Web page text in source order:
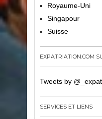
Royaume-Uni
Singapour
Suisse
EXPATRIATION.COM
Tweets by
SERVICES ET LIENS